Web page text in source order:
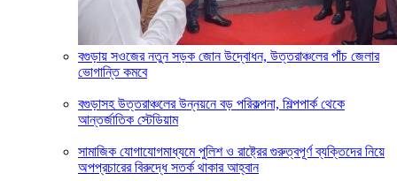
বগুড়ায় সওজের নতুন সড়ক জোন উদ্বোধন, উত্তরাঞ্চলের পাঁচ জেলার
ভোগান্তি কমবে
বগুড়াসহ উত্তরাঞ্চলের উন্নয়নে বড় পরিকল্পনা, শিল্পপার্ক থেকে
আন্তর্জাতিক স্টেডিয়াম
সামাজিক যোগাযোগমাধ্যমে পুলিশ ও রাষ্ট্রের গুরুত্বপূর্ণ ব্যক্তিদের নিয়ে
অপপ্রচারের বিরুদ্ধে সতর্ক থাকার আহ্বান